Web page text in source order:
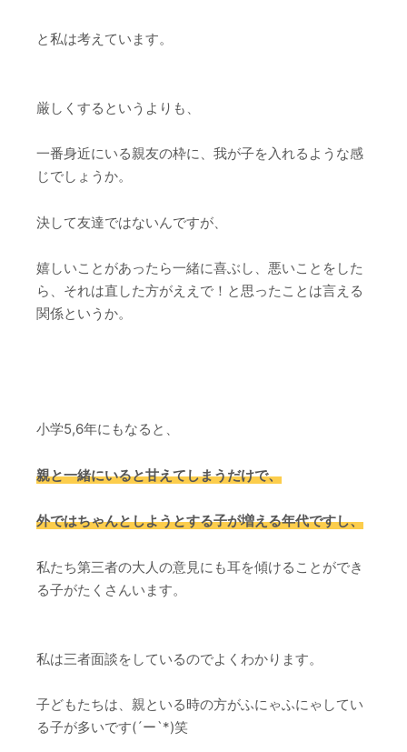
と私は考えています。
厳しくするというよりも、
一番身近にいる親友の枠に、我が子を入れるような感
じでしょうか。
決して友達ではないんですが、
嬉しいことがあったら一緒に喜ぶし、悪いことをした
ら、それは直した方がええで！と思ったことは言える
関係というか。
小学5,6年にもなると、
親と一緒にいると甘えてしまうだけで、
外ではちゃんとしようとする子が増える年代ですし、
私たち第三者の大人の意見にも耳を傾けることができ
る子がたくさんいます。
私は三者面談をしているのでよくわかります。
子どもたちは、親といる時の方がふにゃふにゃしてい
る子が多いです(´ー`*)笑